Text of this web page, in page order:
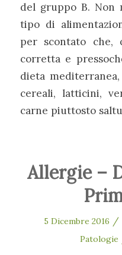
del gruppo B. Non
tipo di
per scontato che,
corretta e
dieta
cereali, latticini,
carne piuttosto
Allergie –
5 Dicembre 2016 /
Patologie